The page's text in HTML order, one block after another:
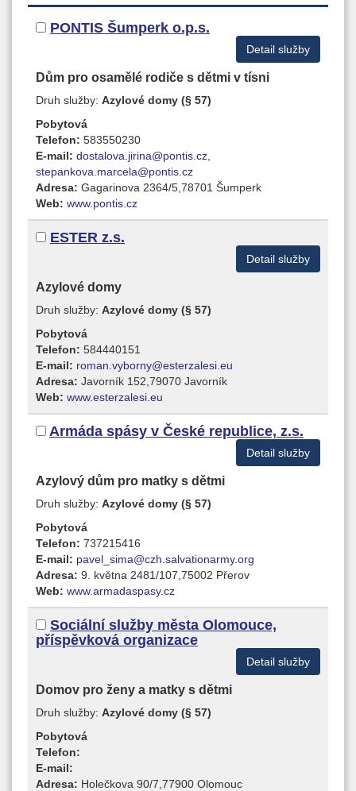
PONTIS Šumperk o.p.s.
Detail služby
Dům pro osamělé rodiče s dětmi v tísni
Druh služby: Azylové domy (§ 57)
Pobytová
Telefon: 583550230
E-mail: dostalova.jirina@pontis.cz,
stepankova.marcela@pontis.cz
Adresa: Gagarinova 2364/5,78701 Šumperk
Web: www.pontis.cz
ESTER z.s.
Detail služby
Azylové domy
Druh služby: Azylové domy (§ 57)
Pobytová
Telefon: 584440151
E-mail: roman.vyborny@esterzalesi.eu
Adresa: Javorník 152,79070 Javorník
Web: www.esterzalesi.eu
Armáda spásy v České republice, z.s.
Detail služby
Azylový dům pro matky s dětmi
Druh služby: Azylové domy (§ 57)
Pobytová
Telefon: 737215416
E-mail: pavel_sima@czh.salvationarmy.org
Adresa: 9. května 2481/107,75002 Přerov
Web: www.armadaspasy.cz
Sociální služby města Olomouce,
příspěvková organizace
Detail služby
Domov pro ženy a matky s dětmi
Druh služby: Azylové domy (§ 57)
Pobytová
Telefon:
E-mail:
Adresa: Holečkova 90/7,77900 Olomouc